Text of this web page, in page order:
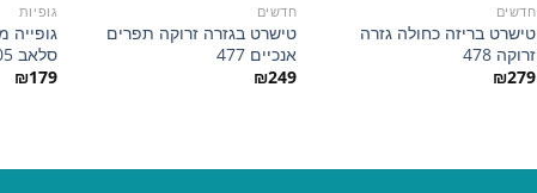
חדשים
טישרט בריזה כחולה גזרה
זרוקה 478
₪279
חדשים
טישרט בגזרה זרוקה תפרים
אנכיים 477
₪249
גופיות
גופייה
סלאב 505
₪179